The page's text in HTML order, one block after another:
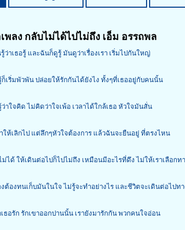
พลง กลับไม่ได้ไปไม่ถึง เอ็ม อรรถพล
ว่าเธอรู้ และฉันก็ดูรู้ มันดูว่าเรื่องเรา เริ่มไปกันใหญ่
ก็เริ่มพัวพัน ปล่อยให้รักกันได้ยังไง ทั้งๆที่เธออยู่กับคนนั้น
ว่าใจคิด ไม่คิดว่าใจเพ้อ เวลาได้ใกล้เธอ หัวใจมันสั่น
ให้เลิกไป แต่ลึกๆหัวใจต้องการ แล้วฉันจะยืนอยู่ ที่ตรงไหน
ม่ได้ ให้เดินต่อไปก็ไปไม่ถึง เหมือนมีอะไรที่ดึง ไม่ให้เราเลือกท
ต้องทนเก็บมันในใจ ไม่รู้จะทำอย่างไร และชีวิตจะเดินต่อไปท
ธอรัก รักเขาออกปานนั้น เรายังมารักกัน พวกคนใจอ่อน